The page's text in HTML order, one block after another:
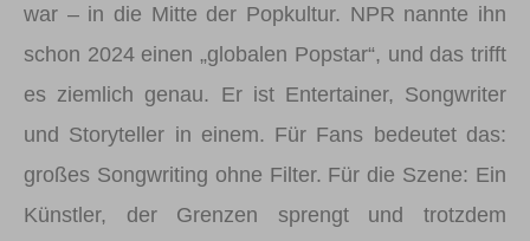
war – in die Mitte der Popkultur. NPR nannte ihn
schon 2024 einen „globalen Popstar“, und das trifft
es ziemlich genau. Er ist Entertainer, Songwriter
und Storyteller in einem. Für Fans bedeutet das:
großes Songwriting ohne Filter. Für die Szene: Ein
Künstler, der Grenzen sprengt und trotzdem